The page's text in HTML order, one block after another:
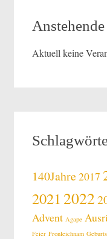
Aktuell keine
140Jahre2017
20212022
Advent Agape
Feier Fronleichnam